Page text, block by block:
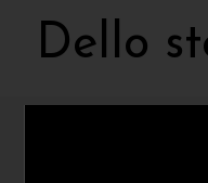
Dello